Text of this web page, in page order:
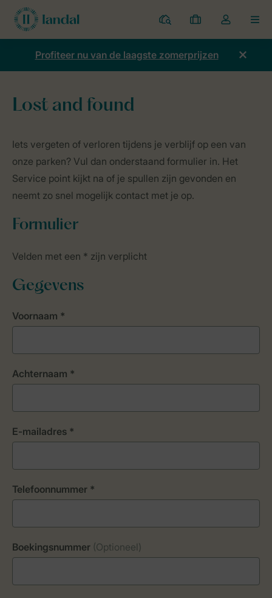
Parken
Mijn
boekingen
Open
de
dropdown
Profiteer nu van de laagste zomerprijzen
Lost and found
Iets vergeten of verloren tijdens je verblijf op een van
onze parken? Vul dan onderstaand formulier in. Het
Service point kijkt na of je spullen zijn gevonden en
neemt zo snel mogelijk contact met je op.
Formulier
Velden met een * zijn verplicht
Gegevens
Voornaam *
Achternaam *
E-mailadres *
Telefoonnummer *
Boekingsnummer (Optioneel)